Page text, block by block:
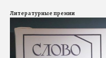
Литературные премии